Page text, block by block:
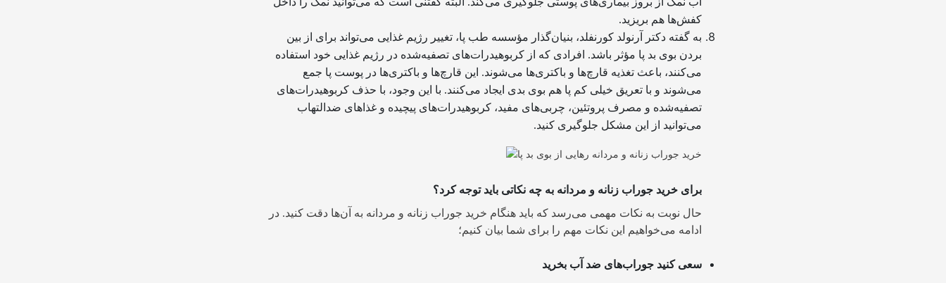
کفش‌ها هم بریزید.
به گفته دکتر آرنولد کورنفلد، بنیان‌گذار مؤسسه‌ طب پا، تغییر رژیم غذایی می‌تواند برای از بین
بردن بوی بد پا مؤثر باشد. افرادی که از کربوهیدرات‌های تصفیه‌شده در رژیم غذایی خود استفاده
می‌کنند، باعث تغذیه‌ قارچ‌ها و باکتر‌ی‌ها می‌شوند. این قارچ‌ها و باکتری‌ها در پوست پا جمع
می‌شوند و با تعریق خیلی کم پا هم بوی بدی ایجاد می‌کنند. با این‌ وجود، با حذف کربوهیدرات‌های
تصفیه‌شده و مصرف پروتئین، چربی‌های مفید، کربوهیدرات‌های پیچیده و غذاهای ضدالتهاب
می‌توانید از این مشکل جلوگیری کنید.
برای خرید جوراب زنانه و مردانه به چه نکاتی باید توجه کرد؟
حال نوبت به نکات مهمی می‌رسد که باید هنگام خرید جوراب زنانه و مردانه به آن‌ها دقت کنید. در
ادامه می‌خواهیم این نکات مهم را برای شما بیان کنیم؛
سعی کنید جوراب‌های ضد آب بخرید